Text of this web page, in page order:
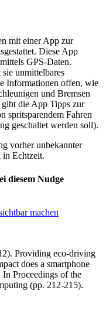
mit einer App zur
Diese App
GPS-Daten.
unmittelbares
Informationen offen, wie
und Bremsen
die App Tipps zur
spritsparendem Fahren
geschaltet werden soll).
vorher unbekannter
in Echtzeit.
diesem Nudge
machen
Providing eco-driving
does a smartphone
Proceedings of the
(pp. 212-215).